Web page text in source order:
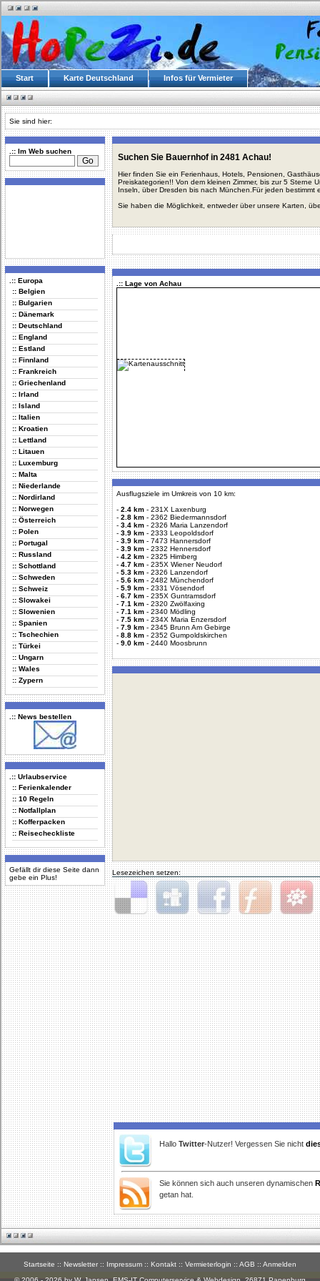
Start Karte Deutschland Infos für Vermieter
Sie sind hier:
.:: Im Web suchen
.:: Europa
:: Belgien
:: Bulgarien
:: Dänemark
:: Deutschland
:: England
:: Estland
:: Finnland
:: Frankreich
:: Griechenland
:: Irland
:: Island
:: Italien
:: Kroatien
:: Lettland
:: Litauen
:: Luxemburg
:: Malta
:: Niederlande
:: Nordirland
:: Norwegen
:: Österreich
:: Polen
:: Portugal
:: Russland
:: Schottland
:: Schweden
:: Schweiz
:: Slowakei
:: Slowenien
:: Spanien
:: Tschechien
:: Türkei
:: Ungarn
:: Wales
:: Zypern
.:: News bestellen
.:: Urlaubservice
:: Ferienkalender
:: 10 Regeln
:: Notfallplan
:: Kofferpacken
:: Reisecheckliste
Gefällt dir diese Seite dann
gebe ein Plus!
Suchen Sie Bauernhof in 2481 Achau!
Hier finden Sie ein Ferienhaus, Hotels, Pensionen,
Preiskategorien!! Von dem kleinen Zimmer, bis zur 5 Sterne
Inseln, über Dresden bis nach München.Für jeden bestimmt
Sie haben die Möglichkeit, entweder über unsere Karten,
.:: Lage von Achau
Ausflugsziele im Umkreis von 10 km:
- 2.4 km - 231X Laxenburg
- 2.8 km - 2362 Biedermannsdorf
- 3.4 km - 2326 Maria Lanzendorf
- 3.9 km - 2333 Leopoldsdorf
- 3.9 km - 7473 Hannersdorf
- 3.9 km - 2332 Hennersdorf
- 4.2 km - 2325 Himberg
- 4.7 km - 235X Wiener Neudorf
- 5.3 km - 2326 Lanzendorf
- 5.6 km - 2482 Münchendorf
- 5.9 km - 2331 Vösendorf
- 6.7 km - 235X Guntramsdorf
- 7.1 km - 2320 Zwölfaxing
- 7.1 km - 2340 Mödling
- 7.5 km - 234X Maria Enzersdorf
- 7.9 km - 2345 Brunn Am Gebirge
- 8.8 km - 2352 Gumpoldskirchen
- 9.0 km - 2440 Moosbrunn
Lesezeichen setzen:
Delicious Digg Facebook Furl StudiVZ
Hallo Twitter-Nutzer! Vergessen Sie nicht
Sie können sich auch unseren dynamischen
getan hat.
Startseite :: Newsletter :: Impressum :: Kontakt :: Vermieterlogin :: AGB :: Anmelden